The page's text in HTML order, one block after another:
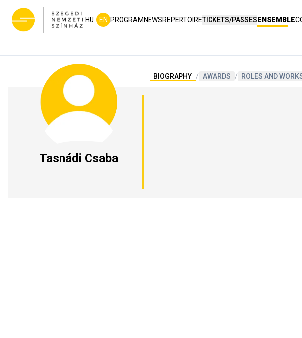
HU EN PROGRAM NEWSREPERTOIRETICKETS/PASSES ENSEMBLE
Tasnádi Csaba
BIOGRAPHY / AWARDS / ROLES AND